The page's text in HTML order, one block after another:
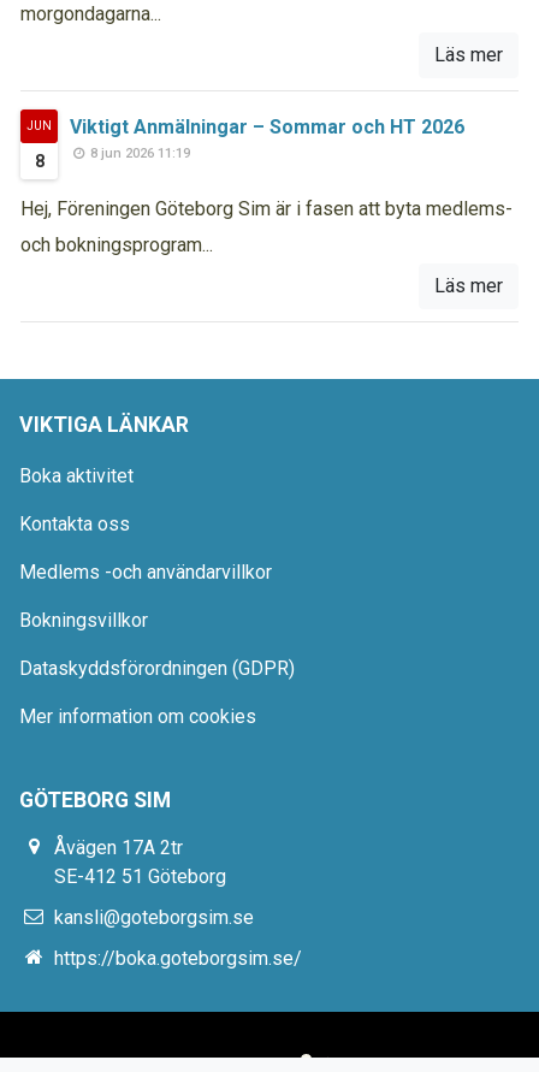
morgondagarna...
Läs mer
JUN
8
Viktigt Anmälningar – Sommar och HT 2026
8 jun 2026 11:19
Hej, Föreningen Göteborg Sim är i fasen att byta medlems-
och bokningsprogram...
Läs mer
VIKTIGA LÄNKAR
Boka aktivitet
Kontakta oss
Medlems -och användarvillkor
Bokningsvillkor
Dataskyddsförordningen (GDPR)
Mer information om cookies
GÖTEBORG SIM
Åvägen 17A 2tr
SE-412 51 Göteborg
kansli@goteborgsim.se
https://boka.goteborgsim.se/